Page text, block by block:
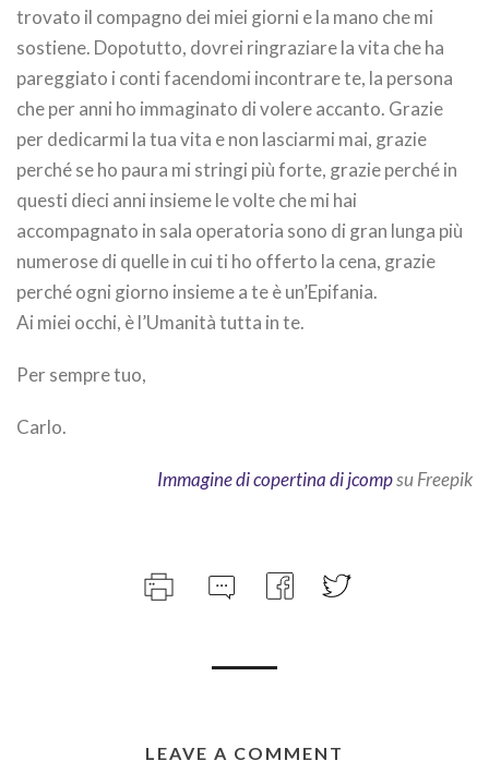
trovato il compagno dei miei giorni e la mano che mi
sostiene. Dopotutto, dovrei ringraziare la vita che ha
pareggiato i conti facendomi incontrare te, la persona
che per anni ho immaginato di volere accanto. Grazie
per dedicarmi la tua vita e non lasciarmi mai, grazie
perché se ho paura mi stringi più forte, grazie perché in
questi dieci anni insieme le volte che mi hai
accompagnato in sala operatoria sono di gran lunga più
numerose di quelle in cui ti ho offerto la cena, grazie
perché ogni giorno insieme a te è un’Epifania.
Ai miei occhi, è l’Umanità tutta in te.
Per sempre tuo,
Carlo.
Immagine di copertina di jcompsu Freepik
LEAVE A COMMENT